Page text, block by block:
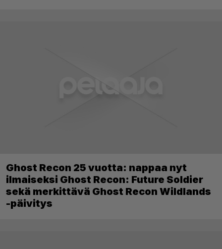
Ghost Recon 25 vuotta: nappaa nyt
ilmaiseksi Ghost Recon: Future Soldier
sekä merkittävä Ghost Recon Wildlands
-päivitys